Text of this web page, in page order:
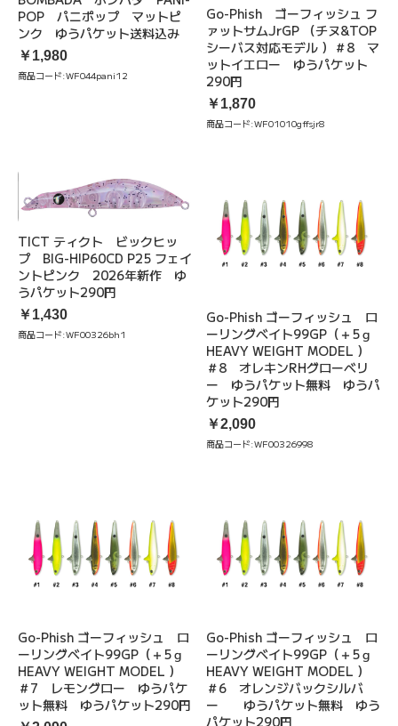
POP パニポップ マットピ
ンク ゆうパケット送料込み
￥1,980
商品コード:WF044pani12
Go-Phish ゴーフィッシュ フ
ァットサムJrGP （チヌ&TOP
シーバス対応モデル ）＃8 マ
ットイエロー ゆうパケット
290円
￥1,870
商品コード:WF01010gffsjr8
TICT ティクト ビックヒッ
プ BIG-HIP60CD P25 フェイ
ントピンク 2026年新作 ゆ
うパケット290円
￥1,430
商品コード:WF00326bh1
Go-Phish ゴーフィッシュ ロ
ーリングベイト99GP（＋5ｇ
HEAVY WEIGHT MODEL ）
＃8 オレキンRHグローベリ
ー ゆうパケット無料 ゆうパ
ケット290円
￥2,090
商品コード:WF00326998
Go-Phish ゴーフィッシュ ロ
ーリングベイト99GP（＋5ｇ
HEAVY WEIGHT MODEL ）
＃7 レモングロー ゆうパケ
ット無料 ゆうパケット290円
Go-Phish ゴーフィッシュ ロ
ーリングベイト99GP（＋5ｇ
HEAVY WEIGHT MODEL ）
＃6 オレンジバックシルバ
ー ゆうパケット無料 ゆう
パケット290円